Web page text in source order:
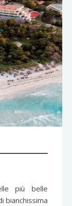
più belle
bianchissima